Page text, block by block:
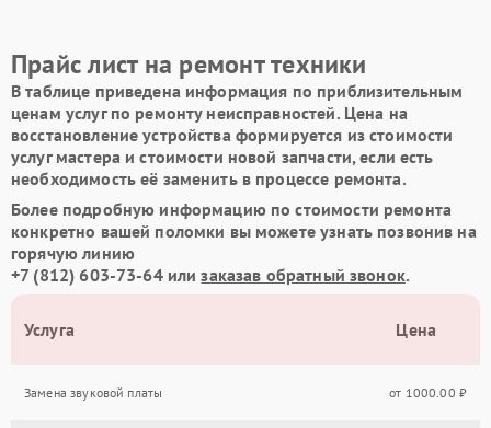
Прайс лист на ремонт техники
В таблице приведена информация по приблизительным
ценам услуг по ремонту неисправностей. Цена на
восстановление устройства формируется из стоимости
услуг мастера и стоимости новой запчасти, если есть
необходимость её заменить в процессе ремонта.
Более подробную информацию по стоимости ремонта
конкретно вашей поломки вы можете узнать позвонив на
горячую линию
+7 (812) 603-73-64илизаказав обратный звонок.
Услуга Цена
Замена звуковой платы от 1000.00 ₽